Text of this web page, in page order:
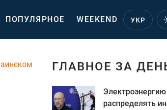
ПОПУЛЯРНОЕ WEEKEND УКР
ГЛАВНОЕ ЗА
Электроэнергию
распределять